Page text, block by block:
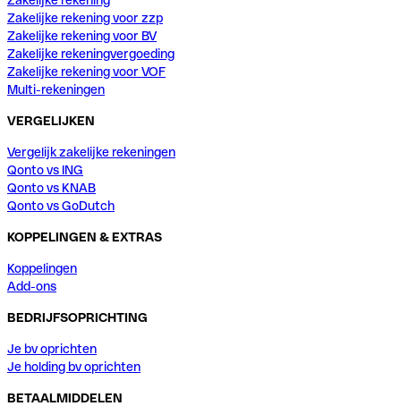
Zakelijke rekening voor zzp
Zakelijke rekening voor BV
Zakelijke rekeningvergoeding
Zakelijke rekening voor VOF
Multi-rekeningen
VERGELIJKEN
Vergelijk zakelijke rekeningen
Qonto vs ING
Qonto vs KNAB
Qonto vs GoDutch
KOPPELINGEN & EXTRAS
Koppelingen
Add-ons
BEDRIJFSOPRICHTING
Je bv oprichten
Je holding bv oprichten
BETAALMIDDELEN